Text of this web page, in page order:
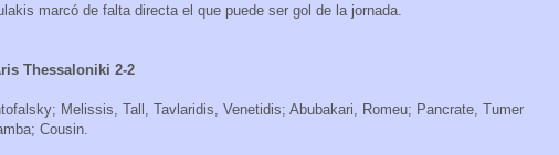
marcó de falta directa el que puede ser gol de la jornada.
Thessaloniki 2-2
Melissis, Tall, Tavlaridis, Venetidis; Abubakari, Romeu; Pancrate, Tumer
Cousin.